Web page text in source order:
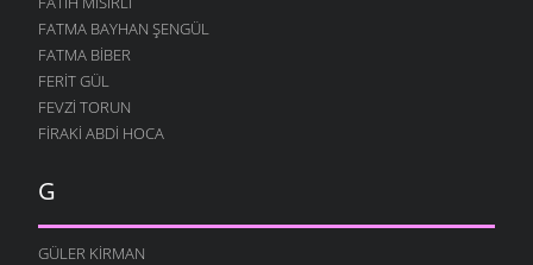
14 ARALIK 2009
ÖĞREN MATEMATIĞI
9 ARALIK 2009
GÖR ÖĞRETMENIM
5 ARALIK 2009
26 KASIM 2009
ÖĞRETMEN
23 KASIM 2009
FATMA BAYHAN ŞENGÜL
FATMA BIBER
FERIT GÜL
FEVZI TORUN
FIRAKI ABDI HOCA
G
GÜLER KIRMAN